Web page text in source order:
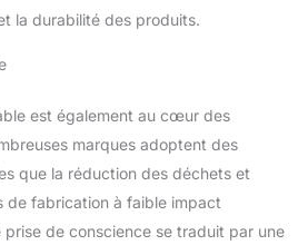
la durabilité des produits.
est également au cœur des
marques adoptent des
que la réduction des déchets et
de fabrication à faible impact
de conscience se traduit par une